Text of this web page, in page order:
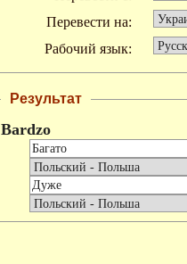
Перевести на:
Рабочий язык:
Результат
Bardzo